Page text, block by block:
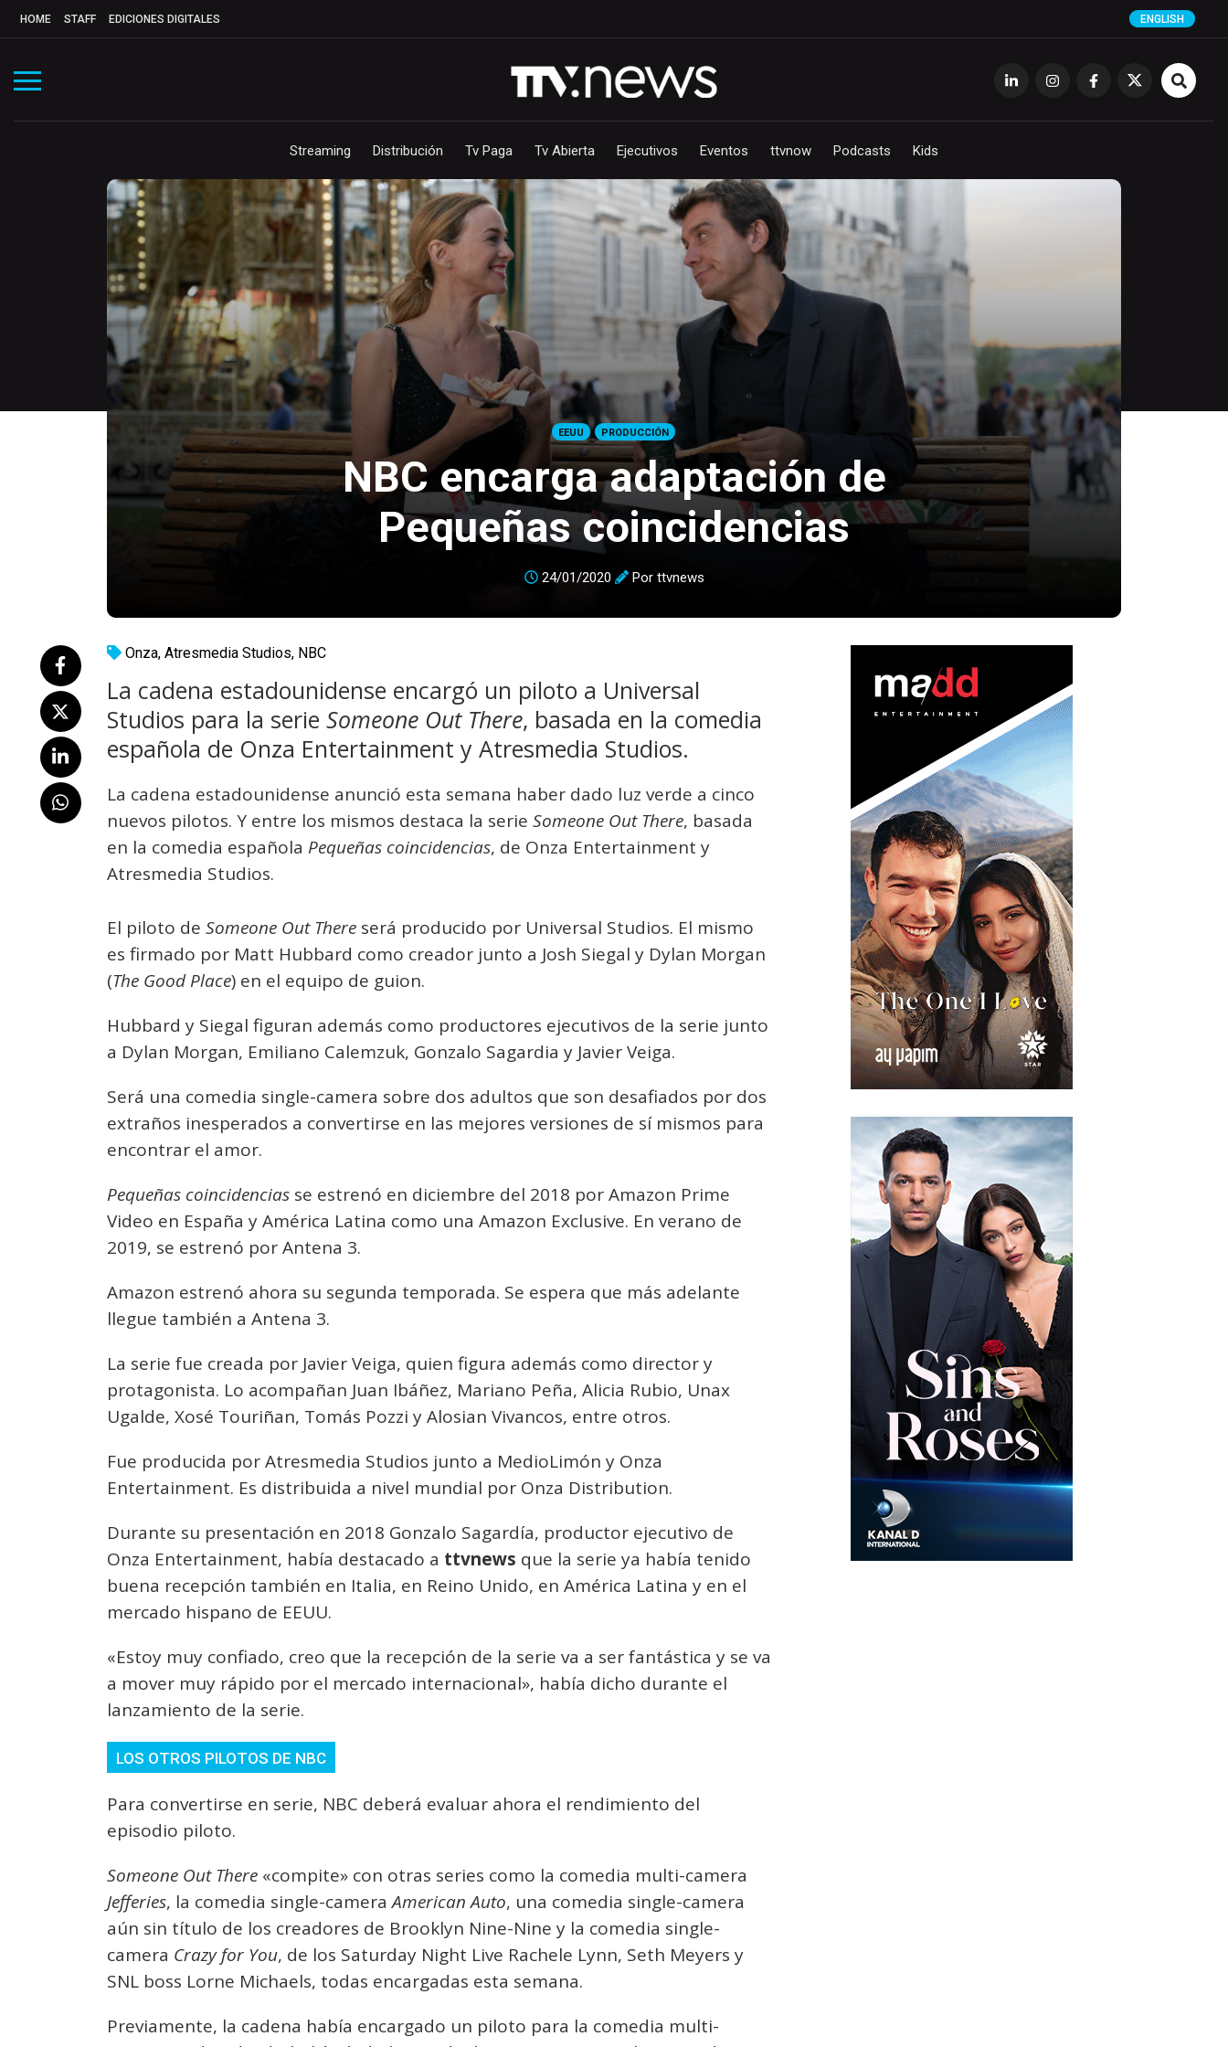
HOME STAFF EDICIONES DIGITALES ENGLISH
Streaming Distribución Tv Paga Tv Abierta Ejecutivos Eventos ttvnow Podcasts Kids
EEUU PRODUCCIÓN
NBC encarga adaptación de
Pequeñas coincidencias
24/01/2020 Por ttvnews
Onza, Atresmedia Studios, NBC
La cadena estadounidense encargó un piloto a Universal
Studios para la serie Someone Out There, basada en la comedia
española de Onza Entertainment y Atresmedia Studios.
La cadena estadounidense anunció esta semana haber dado luz verde a cinco
nuevos pilotos. Y entre los mismos destaca la serie Someone Out There, basada
en la comedia española Pequeñas coincidencias, de Onza Entertainment y
Atresmedia Studios.
El piloto de Someone Out There será producido por Universal Studios. El mismo
es firmado por Matt Hubbard como creador junto a Josh Siegal y Dylan Morgan
(The Good Place) en el equipo de guion.
Hubbard y Siegal figuran además como productores ejecutivos de la serie junto
a Dylan Morgan, Emiliano Calemzuk, Gonzalo Sagardia y Javier Veiga.
Será una comedia single-camera sobre dos adultos que son desafiados por dos
extraños inesperados a convertirse en las mejores versiones de sí mismos para
encontrar el amor.
Pequeñas coincidencias se estrenó en diciembre del 2018 por Amazon Prime
Video en España y América Latina como una Amazon Exclusive. En verano de
2019, se estrenó por Antena 3.
Amazon estrenó ahora su segunda temporada. Se espera que más adelante
llegue también a Antena 3.
La serie fue creada por Javier Veiga, quien figura además como director y
protagonista. Lo acompañan Juan Ibáñez, Mariano Peña, Alicia Rubio, Unax
Ugalde, Xosé Touriñan, Tomás Pozzi y Alosian Vivancos, entre otros.
Fue producida por Atresmedia Studios junto a MedioLimón y Onza
Entertainment. Es distribuida a nivel mundial por Onza Distribution.
Durante su presentación en 2018 Gonzalo Sagardía, productor ejecutivo de
Onza Entertainment, había destacado a ttvnews que la serie ya había tenido
buena recepción también en Italia, en Reino Unido, en América Latina y en el
mercado hispano de EEUU.
«Estoy muy confiado, creo que la recepción de la serie va a ser fantástica y se va
a mover muy rápido por el mercado internacional», había dicho durante el
lanzamiento de la serie.
LOS OTROS PILOTOS DE NBC
Para convertirse en serie, NBC deberá evaluar ahora el rendimiento del
episodio piloto.
Someone Out There «compite» con otras series como la comedia multi-camera
Jefferies, la comedia single-cameraAmerican Auto, una comedia single-camera
aún sin título de los creadores de Brooklyn Nine-Nine y la comedia single-
camera Crazy for You, de los Saturday Night Live Rachele Lynn, Seth Meyers y
SNL boss Lorne Michaels, todas encargadas esta semana.
Previamente, la cadena había encargado un piloto para la comedia multi-